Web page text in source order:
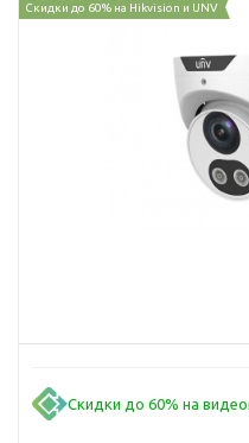
Скидки до 60% на Hikvision и UNV
Скидки до 60% на